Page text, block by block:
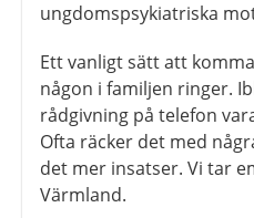
ungdomspsykiatriska
Ett vanligt sätt att
någon i familjen ringer.
rådgivning på telefon
Ofta räcker det med
det mer insatser. Vi tar
Värmland.